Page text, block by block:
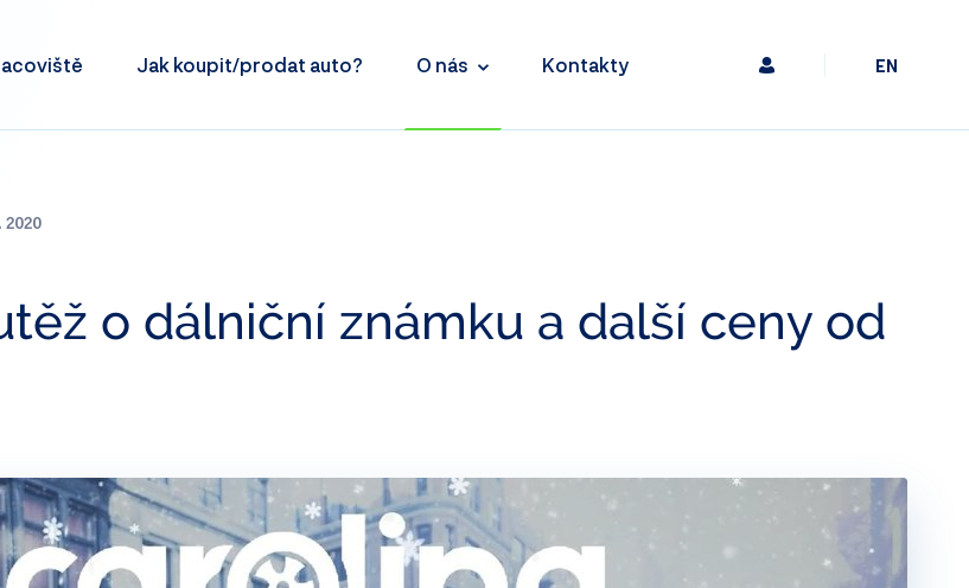
Jak koupit/prodat auto? O nás Kontakty EN
o dálniční známku a další ceny od
2020